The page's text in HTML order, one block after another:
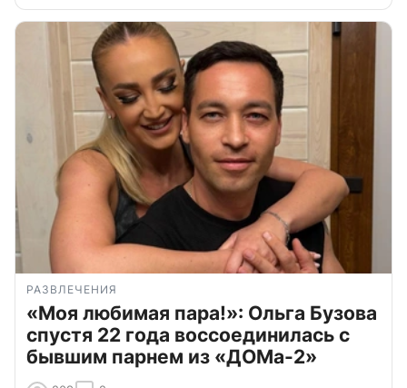
РАЗВЛЕЧЕНИЯ
«Моя любимая пара!»: Ольга Бузова
спустя 22 года воссоединилась с
бывшим парнем из «ДОМа-2»